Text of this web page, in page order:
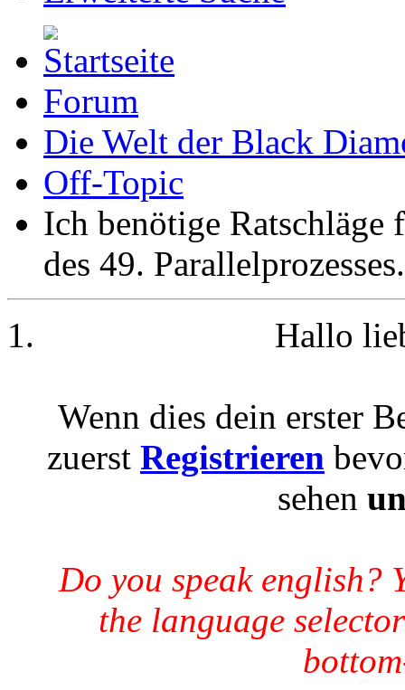
Forum
Die Welt der Black
Off-Topic
Ich benötige
des 49. Parallelprozesses.
Hallo
Wenn dies dein erster
zuerst Registrieren
sehen
Do you speak english?
the language